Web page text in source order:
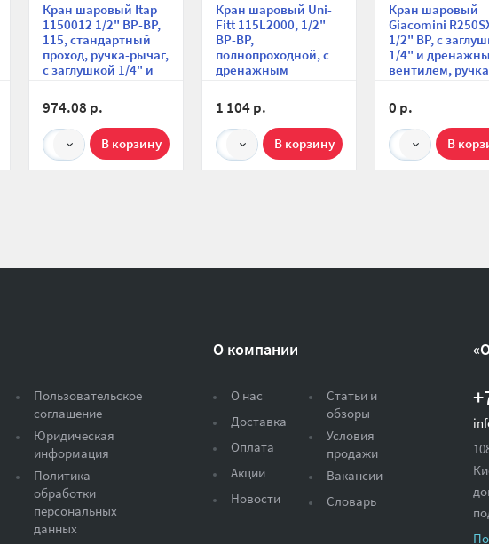
Кран шаровый Itap
1150012 1/2" ВР-ВР,
115, стандартный
проход, ручка-рычаг,
с заглушкой 1/4" и
вентилем
974.08 р.
1
Кран шаровый Uni-
Fitt 115L2000, 1/2"
ВР-ВР,
полнопроходной, с
дренажным
рычаг
1 104 р.
1
Кран шаровый
Giacomini
1/2" ВР, с
1/4" и
вентилем,
0 р.
1
Пользовательское
соглашение
Юридическая
информация
Политика
обработки
персональных
данных
О компании
О нас
Доставка
Оплата
Акции
Новости
Статьи и
обзоры
Условия
продажи
Вакансии
Словарь